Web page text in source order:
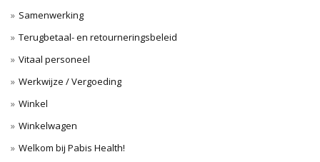
Samenwerking
Terugbetaal- en retourneringsbeleid
Vitaal personeel
Werkwijze / Vergoeding
Winkel
Winkelwagen
Welkom bij Pabis Health!